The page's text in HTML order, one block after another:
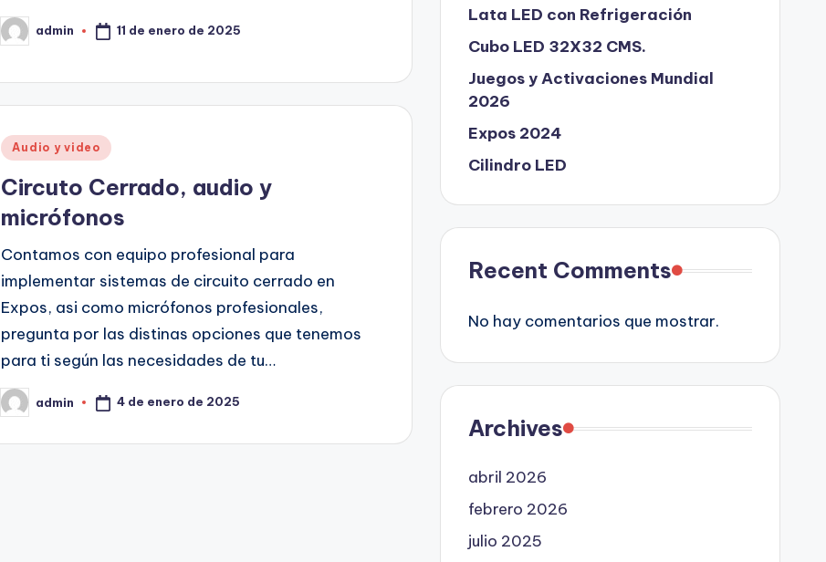
admin 11 de enero de 2025
Audio y video
Circuto Cerrado, audio y
micrófonos
Contamos con equipo profesional para
implementar sistemas de circuito cerrado en
Expos, asi como micrófonos profesionales,
pregunta por las distinas opciones que tenemos
para ti según las necesidades de tu…
admin 4 de enero de 2025
Lata LED con Refrigeración
Cubo LED 32X32 CMS.
Juegos y Activaciones Mundial
2026
Expos 2024
Cilindro LED
Recent Comments
No hay comentarios que mostrar.
Archives
abril 2026
febrero 2026
julio 2025